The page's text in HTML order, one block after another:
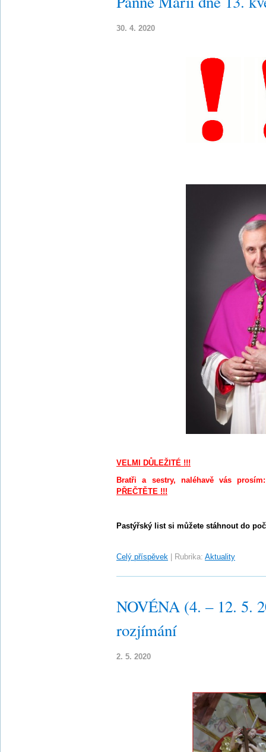
30. 4. 2020
VELMI DŮLEŽITÉ !!!
Bratři a sestry, naléhavě vás
PŘEČTĚTE !!!
Pastýřský list si můžete stáhnout do
Celý příspěvek Rubrika: Aktuality
NOVÉNA (4. – 12. 5.
rozjímání
2. 5. 2020